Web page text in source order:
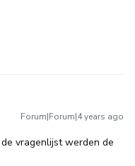
Forum|Forum|4 years ago
vragenlijst werden de